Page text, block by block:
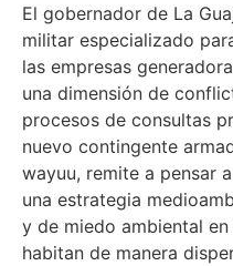
El gobernador de La
militar especializado
las empresas
una dimensión de
procesos de consultas
nuevo contingente
wayuu, remite a pensar
una estrategia
y de miedo ambiental
habitan de manera